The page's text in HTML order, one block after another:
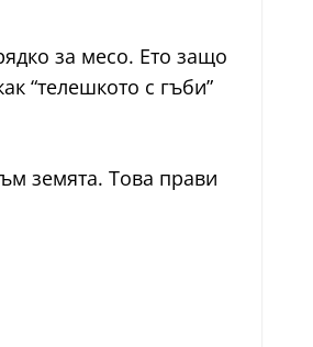
за месо. Ето защо
“телешкото с гъби”
земята. Това прави